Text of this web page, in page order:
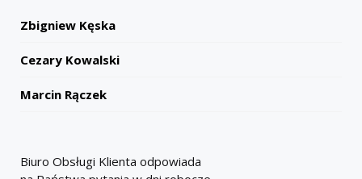
Zbigniew Kęska
Cezary Kowalski
Marcin Rączek
Biuro Obsługi Klienta odpowiada